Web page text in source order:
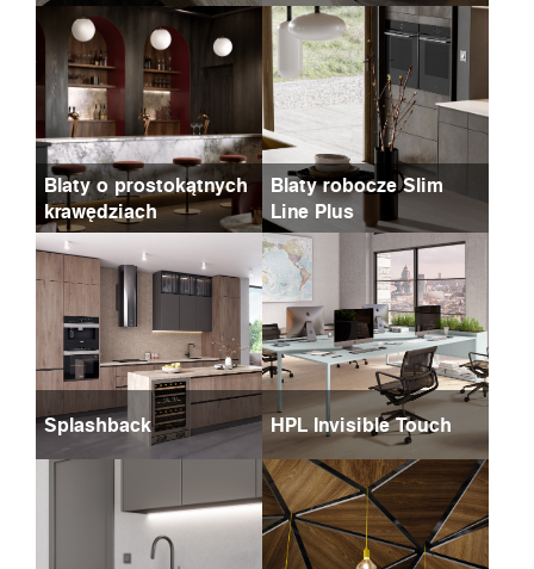
Blaty o prostokątnych
krawędziach
Blaty robocze Slim
Line Plus
Splashback HPL Invisible Touch